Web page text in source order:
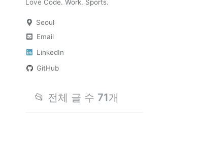
Love Code. Work. Sports.
Seoul
Email
LinkedIn
GitHub
📂 전체 글 수 71개